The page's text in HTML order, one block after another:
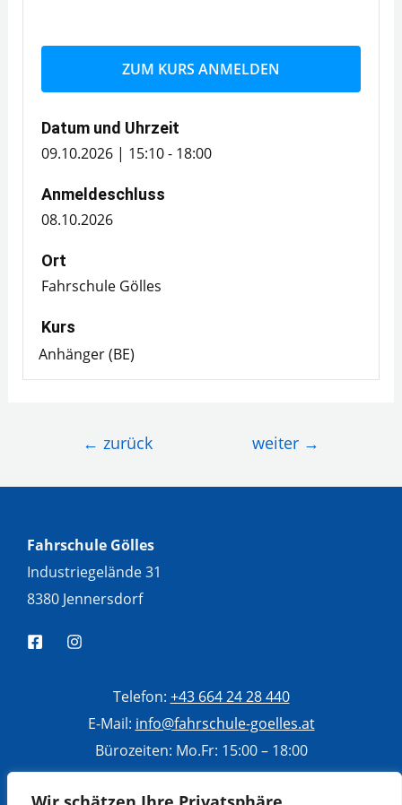
ZUM KURS ANMELDEN
Datum und Uhrzeit
09.10.2026 | 15:10 - 18:00
Anmeldeschluss
08.10.2026
Ort
Fahrschule Gölles
Kurs
Anhänger (BE)
Beitragsnavigation
← zurück weiter →
Fahrschule Gölles
Industriegelände 31
8380 Jennersdorf
Telefon: +43 664 24 28 440
E-Mail: info@fahrschule-goelles.at
Bürozeiten: Mo.Fr: 15:00 – 18:00
Di, Mi, Do: 10:00 – 13:00